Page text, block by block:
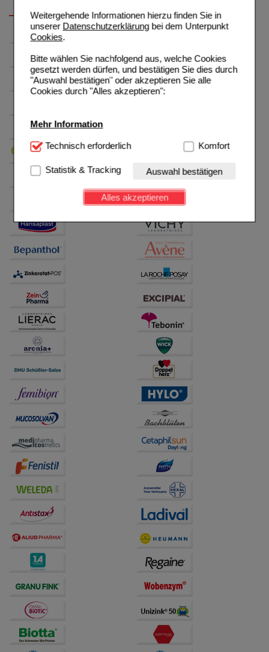
Weitergehende Informationen hierzu finden Sie in
unserer Datenschutzerklärungbei dem Unterpunkt
Cookies.
Bitte wählen Sie nachfolgend aus, welche Cookies
gesetzt werden dürfen, und bestätigen Sie dies durch
"Auswahl bestätigen" oder akzeptieren Sie alle
Cookies durch "Alles akzeptieren":
Mehr Information
Technisch Notwendig:Hierbei handelt es sich um
Website notwendig sind (z.B. Navigation, Warenkorb,
Kundenkonto), weshalb auf diese nicht verzichtet
werden kann.
Einkaufserlebnis noch ansprechender zu gestalten,
beispielsweise für die Wiedererkennung des
Besuchers oder unsere Seite an bevorzugte
Verhaltensweisen (z.B. Spracheinstellung)
auch auf Ihre Bedürfnisse zugeschrittene Inhalte
betreiben.
Statistik & Tracking:
Hierüber lassen sich
Informationen über die Art und Weise der Nutzung
unserer Website sammeln, mit deren Hilfe wir unsere
Website weiter für Sie optimieren können, den Inhalt
auf unserer Website aber auch die Werbung auf
Drittseiten möglichst relevant für Sie zu gestalten.
Dritte wie z.B. Google oder soziale Medien
Technisch erforderlich Komfort
Statistik & Tracking Auswahl bestätigen
Alles akzeptieren